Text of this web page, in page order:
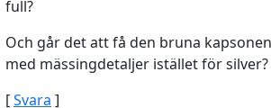
full?
Och går det att få den bruna
med mässingdetaljer istället för silver?
[Svara ]